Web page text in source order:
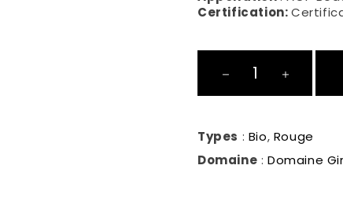
Certification:
Rouge
quantité
Types : Bio, Rouge
Domaine :Domaine